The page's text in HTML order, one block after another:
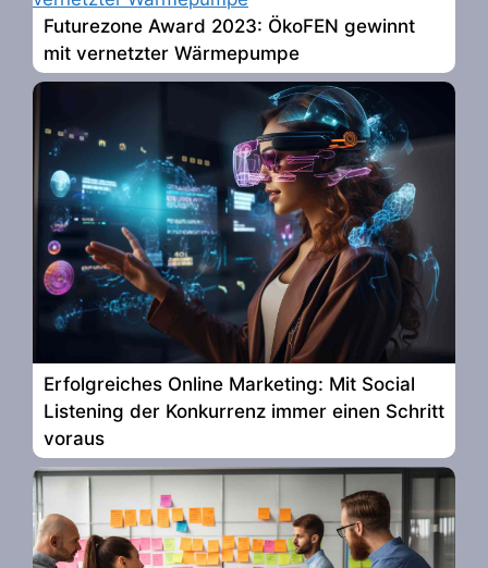
Futurezone Award 2023: ÖkoFEN gewinnt
mit vernetzter Wärmepumpe
Erfolgreiches Online Marketing: Mit Social
Listening der Konkurrenz immer einen Schritt
voraus